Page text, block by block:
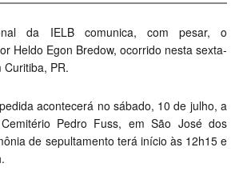
da IELB comunica, com pesar, o
Heldo Egon Bredow, ocorrido nesta sexta-
PR.
acontecerá no sábado, 10 de julho, a
Pedro Fuss, em São José dos
de sepultamento terá início às 12h15 e